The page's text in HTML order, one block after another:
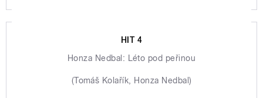
HIT 4
Honza Nedbal: Léto pod peřinou
(Tomáš Kolařík, Honza Nedbal)